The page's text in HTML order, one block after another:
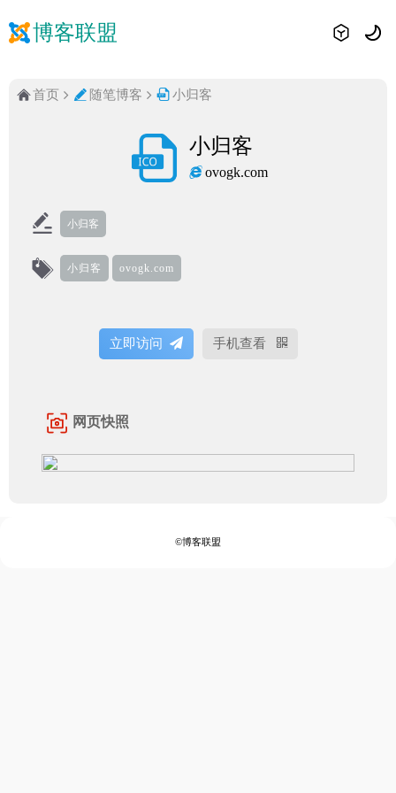
博客联盟
首页 随笔博客 小归客
小归客
ovogk.com
小归客
小归客 ovogk.com
立即访问 手机查看
网页快照
©博客联盟